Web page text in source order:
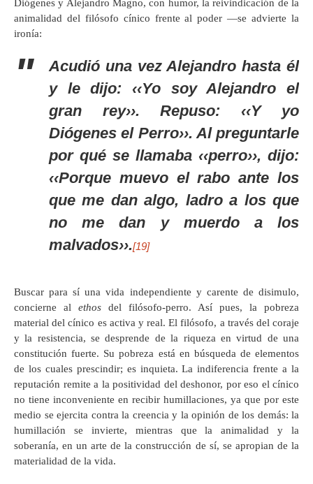
Diógenes y Alejandro Magno, con humor, la reivindicación de la
animalidad del filósofo cínico frente al poder —se advierte la
ironía:
Acudió una vez Alejandro hasta él
y le dijo: ‹‹Yo soy Alejandro el
gran rey››. Repuso: ‹‹Y yo
Diógenes el Perro››. Al preguntarle
por qué se llamaba ‹‹perro››, dijo:
‹‹Porque muevo el rabo ante los
que me dan algo, ladro a los que
no me dan y muerdo a los
malvados››.[19]
Buscar para sí una vida independiente y carente de disimulo,
concierne al ethos del filósofo-perro. Así pues, la pobreza
material del cínico es activa y real. El filósofo, a través del coraje
y la resistencia, se desprende de la riqueza en virtud de una
constitución fuerte. Su pobreza está en búsqueda de elementos
de los cuales prescindir; es inquieta. La indiferencia frente a la
reputación remite a la positividad del deshonor, por eso el cínico
no tiene inconveniente en recibir humillaciones, ya que por este
medio se ejercita contra la creencia y la opinión de los demás: la
humillación se invierte, mientras que la animalidad y la
soberanía, en un arte de la construcción de sí, se apropian de la
materialidad de la vida.